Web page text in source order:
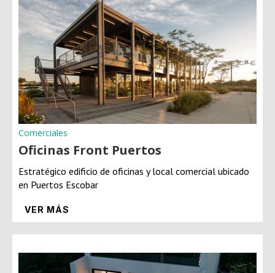
Comerciales
Oficinas Front Puertos
Estratégico edificio de oficinas y local comercial ubicado
en Puertos Escobar
VER MÁS